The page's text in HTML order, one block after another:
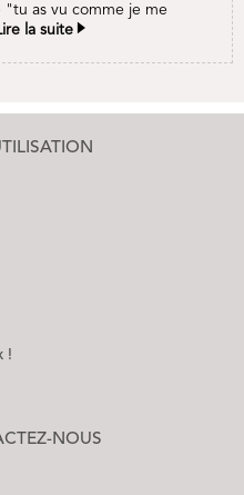
"tu as vu comme je me
la suite
!
NOUS